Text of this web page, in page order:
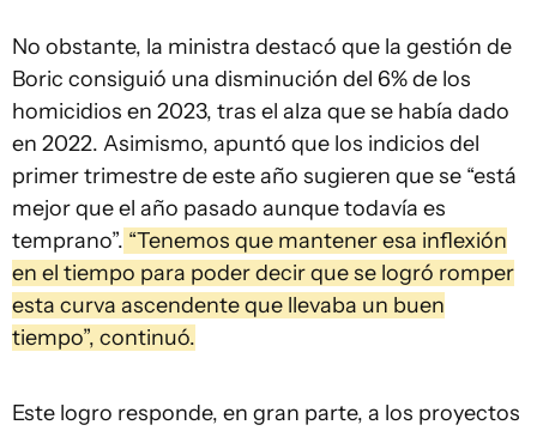
No obstante, la ministra destacó que la gestión de
Boric consiguió una disminución del 6% de los
homicidios en 2023, tras el alza que se había dado
en 2022. Asimismo, apuntó que los indicios del
primer trimestre de este año sugieren que se “está
mejor que el año pasado aunque todavía es
temprano”. “Tenemos que mantener esa inflexión
en el tiempo para poder decir que se logró romper
esta curva ascendente que llevaba un buen
tiempo”, continuó.
Este logro responde, en gran parte, a los proyectos